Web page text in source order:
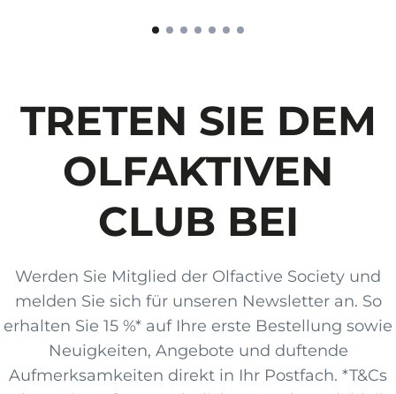
TRETEN SIE DEM
OLFAKTIVEN
CLUB BEI
Werden Sie Mitglied der Olfactive Society und
melden Sie sich für unseren Newsletter an. So
erhalten Sie 15 %* auf Ihre erste Bestellung sowie
Neuigkeiten, Angebote und duftende
Aufmerksamkeiten direkt in Ihr Postfach. *T&Cs